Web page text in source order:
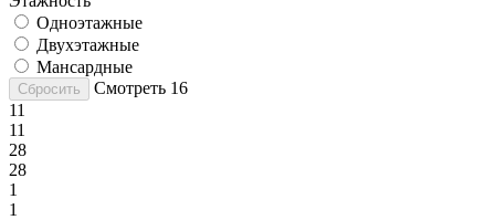
Одноэтажные
Двухэтажные
Мансардные
Сбросить Смотреть 16
11
11
28
28
1
1